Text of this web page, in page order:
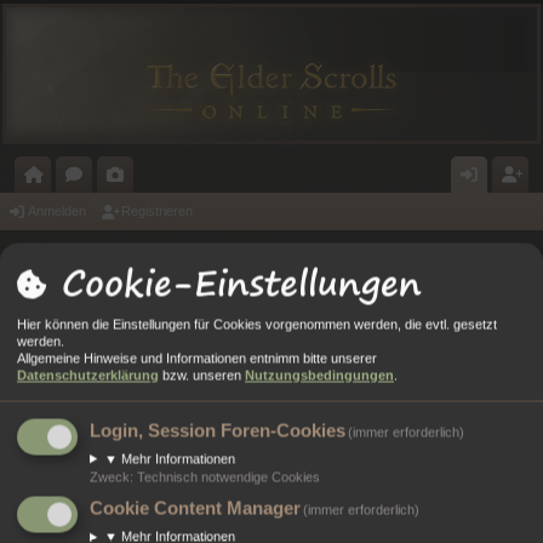
O
T
A
L
E
N
A
E
RI
E
L
Anmelden Registrieren
Portal Foren
Anmelden
Passwort:
Ich habe mein Passwort vergessen
Cookie-Einstellungen
Hier können die Einstellungen für Cookies vorgenommen werden, die evtl. gesetzt
werden.
Allgemeine Hinweise und Informationen entnimm bitte unserer
Datenschutzerklärung bzw. unseren Nutzungsbedingungen
Login, Session Foren-Cookies(immer erforderlich)
▼ Mehr Informationen
Zweck: Technisch notwendige Cookies
Cookie Content Manager(immer erforderlich)
▼ Mehr Informationen